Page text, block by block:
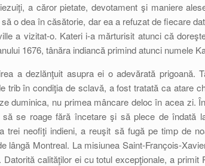
a căror pietate, devotament şi maniere
o dea în căsătorie, dar ea a refuzat de fiecare
a vizitat-o. Kateri i-a mărturisit atunci că
1676, tânăra indiancă primind atunci numele
a dezlănţuit asupra ei o adevărată
trib în condiţia de sclavă, a fost tratată ca atare
duminica, nu primea mâncare deloc în acea zi.
să se roage fără încetare şi să plece de îndată
trei neofiţi indieni, a reuşit să fugă pe timp de
lângă Montreal. La misiunea Saint-François-
Datorită calităţilor ei cu totul excepţionale, a